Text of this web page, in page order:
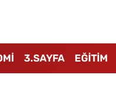
3.SAYFA EĞİTİM